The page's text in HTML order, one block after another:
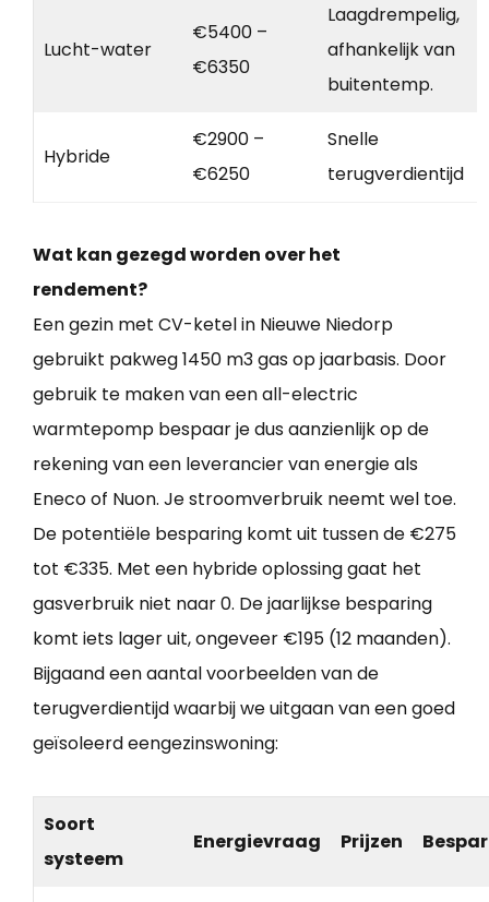
Lucht-water
€5400 –
€6350
Laagdrempelig,
afhankelijk van
buitentemp.
Hybride
€2900 –
€6250
Snelle
terugverdientijd
Wat kan gezegd worden over het
rendement?
Een gezin met CV-ketel in Nieuwe Niedorp
gebruikt pakweg 1450 m3 gas op jaarbasis. Door
gebruik te maken van een all-electric
warmtepomp bespaar je dus aanzienlijk op de
rekening van een leverancier van energie als
Eneco of Nuon. Je stroomverbruik neemt wel toe.
De potentiële besparing komt uit tussen de €275
tot €335. Met een hybride oplossing gaat het
gasverbruik niet naar 0. De jaarlijkse besparing
komt iets lager uit, ongeveer €195 (12 maanden).
Bijgaand een aantal voorbeelden van de
terugverdientijd waarbij we uitgaan van een goed
geïsoleerd eengezinswoning:
Soort
systeem
Energievraag Prijzen